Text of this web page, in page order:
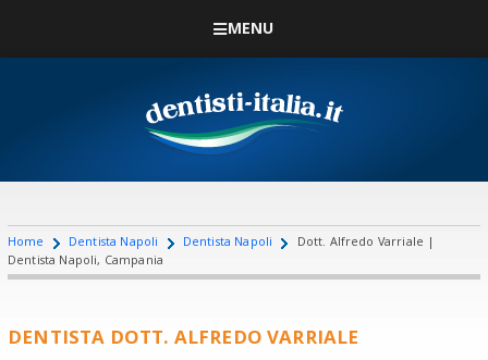
MENU
Home Dentista Napoli Dentista Napoli
Dott. Alfredo Varriale |
Dentista Napoli, Campania
DENTISTA DOTT. ALFREDO VARRIALE